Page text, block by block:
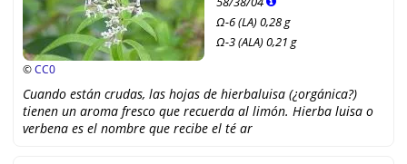
©CC0
Ω-6 (LA) 0,28 g
Ω-3 (ALA) 0,21 g
Cuando están crudas, las hojas de hierbaluisa (¿orgánica?)
tienen un aroma fresco que recuerda al limón. Hierba luisa o
verbena es el nombre que recibe el té ar